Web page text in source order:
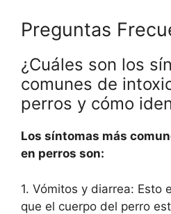
Preguntas
¿Cuáles son los
comunes de
perros y cómo
Los síntomas más
en perros son:
1. Vómitos y diarrea: Esto
que el cuerpo del perro